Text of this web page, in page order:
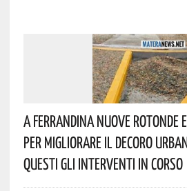
A Ferrandina Nuove
Per Migliorare Il Decoro
Questi Gli Interventi In Corso